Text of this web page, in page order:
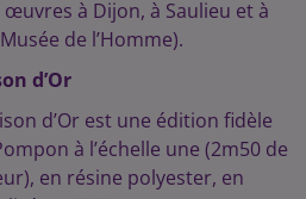
à Dijon, à Saulieu et à
de l’Homme).
d’Or
d’Or est une édition fidèle
à l’échelle une (2m50 de
en résine polyester, en